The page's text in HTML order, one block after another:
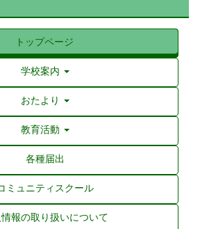
トップページ
学校案内
おたより
教育活動
各種届出
ミュニティスクール
報の取り扱いについて